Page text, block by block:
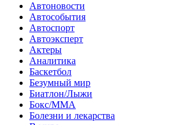
Автоновости
Автособытия
Автоспорт
Автоэксперт
Актеры
Аналитика
Баскетбол
Безумный мир
Биатлон/Лыжи
Бокс/MMA
Болезни и лекарства